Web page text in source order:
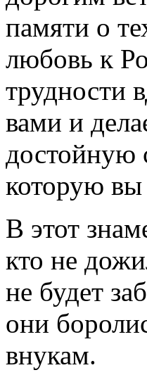
памяти о
любовь к
трудности
вами и
достойную
которую вы
В этот
кто не
не будет
они
внукам.